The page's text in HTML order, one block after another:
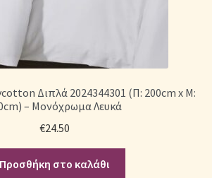
Διπλά 2024344301 (Π: 200cm x Μ:
– Μονόχρωμα Λευκά
€24.50
Προσθήκη στο καλάθι